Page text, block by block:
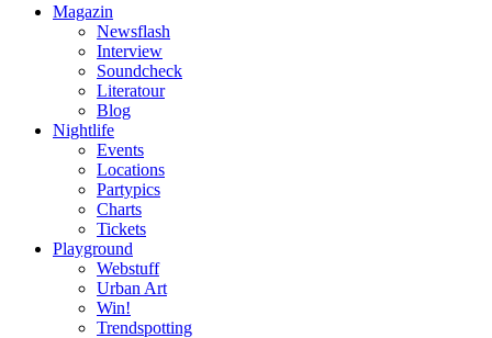
Magazin
Newsflash
Interview
Soundcheck
Literatour
Blog
Nightlife
Events
Locations
Partypics
Charts
Tickets
Playground
Webstuff
Urban Art
Win!
Trendspotting